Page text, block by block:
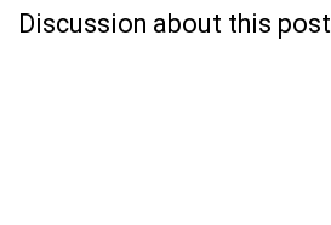
Discussion about this post